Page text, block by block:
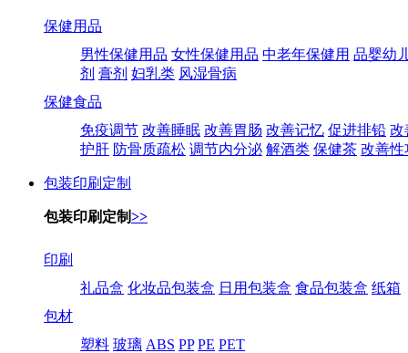
保健用品
男性保健用品 女性保健用品 中老年保健用 品婴幼
剂 膏剂 妇乳类 风湿骨病
保健食品
免疫调节 改善睡眠 改善胃肠 改善记忆 促进排铅 改
护肝 防骨质疏松 调节内分泌 解酒类 保健茶 改善性
包装印刷定制
包装印刷定制>>
印刷
礼品盒 化妆品包装盒 日用包装盒 食品包装盒 纸箱
包材
塑料 玻璃 ABS PP PE PET